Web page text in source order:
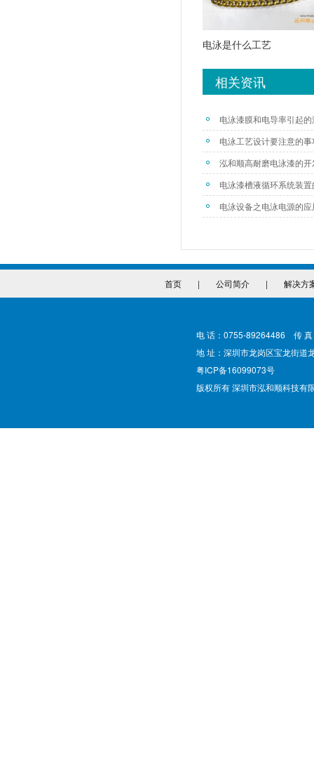
电泳是什么工艺
相关资讯
电泳漆膜和电导率引起
电泳工艺设计要注意的
泓和顺高耐磨电泳漆的
电泳漆槽液循环系统装
电泳设备之电泳电源的
首页 | 公司简介 | 解决方
电 话：0755-89264486 传
地 址：深圳市龙岗区宝龙街道
粤ICP备16099073号
版权所有 深圳市泓和顺科技有